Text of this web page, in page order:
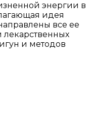
энергии в
идея
все ее
лекарственных
и методов